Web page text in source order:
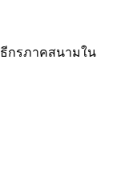
กรภาคสนามใน